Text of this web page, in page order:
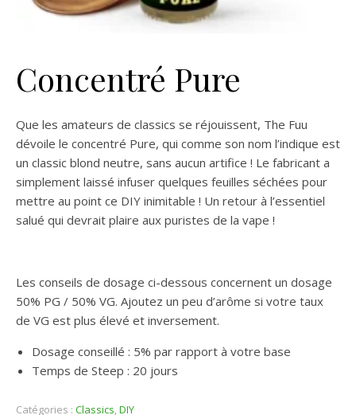
Concentré Pure
Que les amateurs de classics se réjouissent, The Fuu
dévoile le concentré Pure, qui comme son nom l’indique est
un classic blond neutre, sans aucun artifice ! Le fabricant a
simplement laissé infuser quelques feuilles séchées pour
mettre au point ce DIY inimitable ! Un retour à l’essentiel
salué qui devrait plaire aux puristes de la vape !
Les conseils de dosage ci-dessous concernent un dosage
50% PG / 50% VG. Ajoutez un peu d’arôme si votre taux
de VG est plus élevé et inversement.
Dosage conseillé : 5% par rapport à votre base
Temps de Steep : 20 jours
Catégories : Classics,DIY